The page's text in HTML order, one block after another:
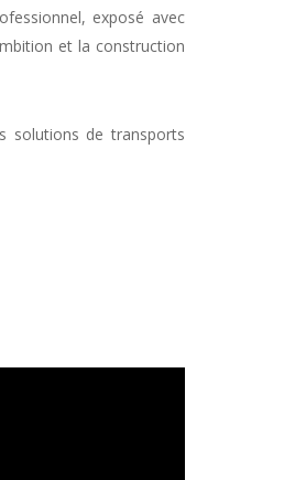
exposé avec
et la construction
solutions de transports